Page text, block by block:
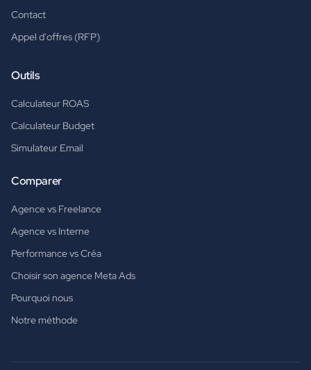
Contact
Appel d'offres (RFP)
Outils
Calculateur ROAS
Calculateur Budget
Simulateur Email
Comparer
Agence vs Freelance
Agence vs Interne
Performance vs Créa
Choisir son agence Meta Ads
Pourquoi nous
Notre méthode